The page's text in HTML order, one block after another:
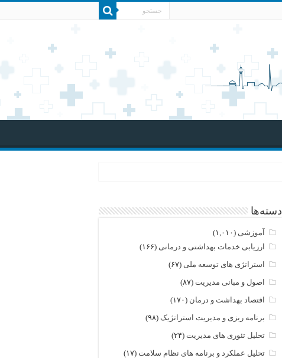
دسته‌ها
آموزشی (۱,۰۱۰)
ارزیابی خدمات بهداشتی و درمانی (۱۶۶)
استراتژی های توسعه ملی (۶۷)
اصول و مبانی مدیریت(۸۷)
اقتصاد بهداشت و درمان (۱۷۰)
برنامه ریزی و مدیریت استراتژیک (۹۸)
تحلیل تئوری های مدیریت(۲۴)
تحلیل عملکرد و برنامه های نظام سلامت(۱۷)